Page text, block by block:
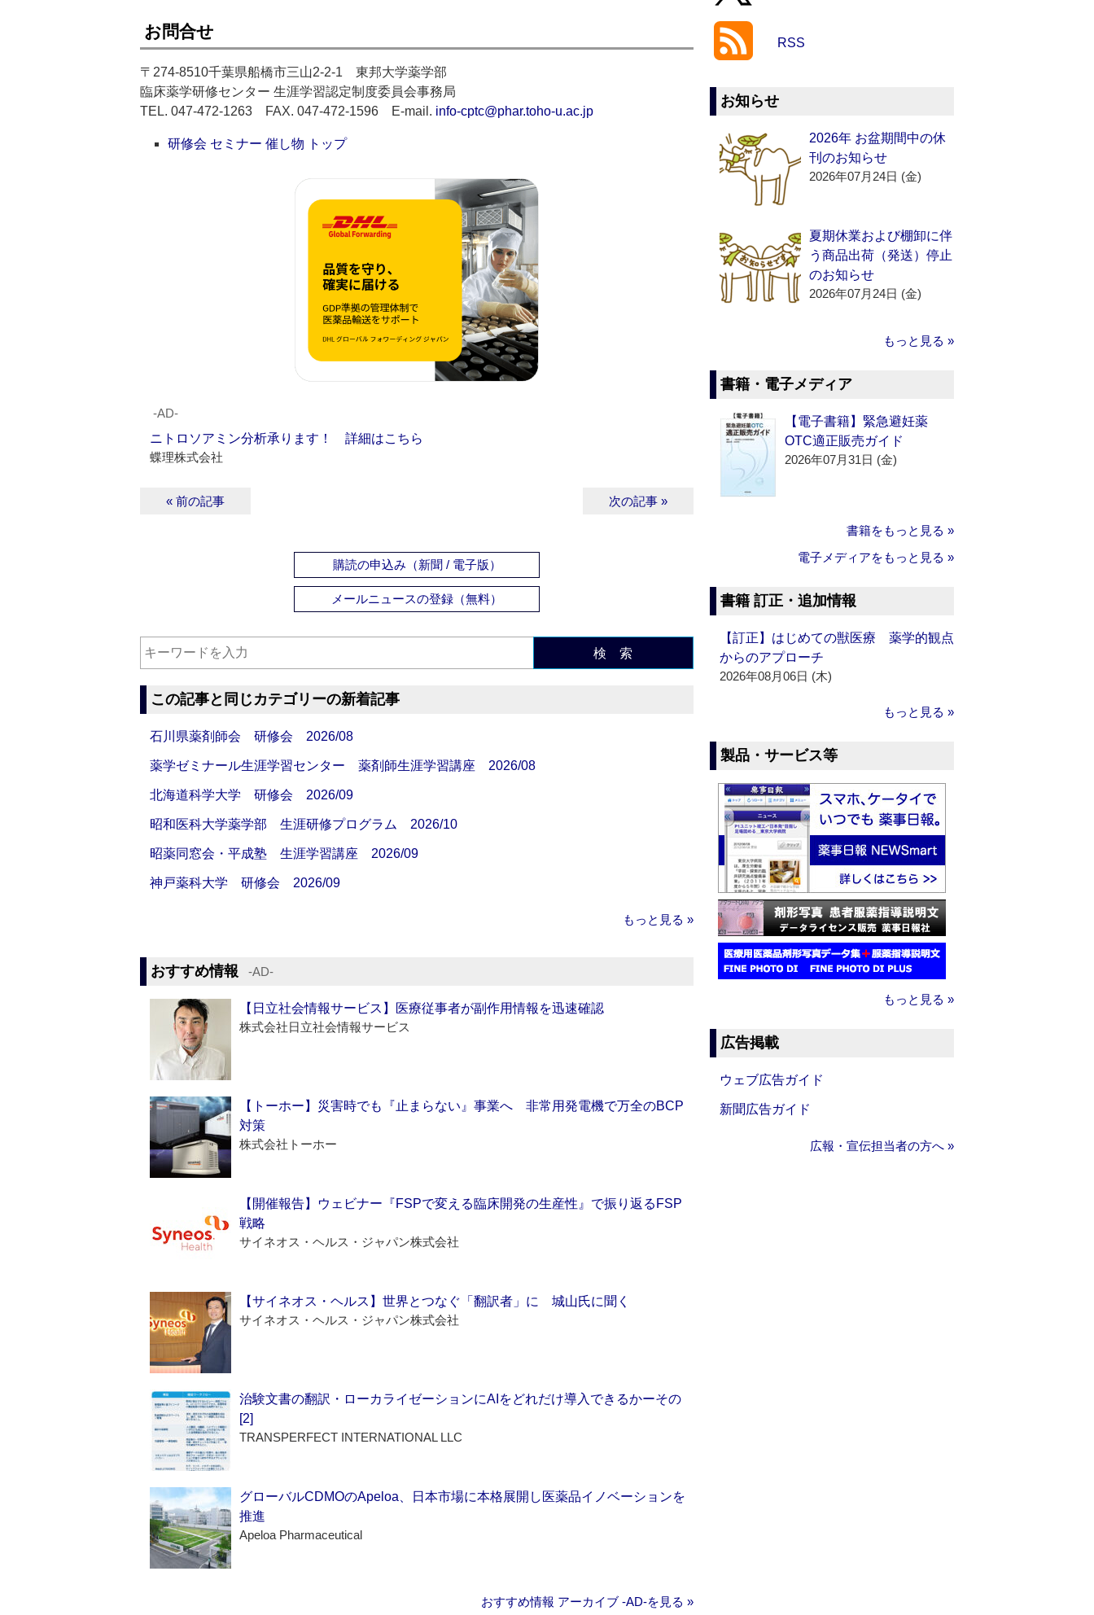
お問合せ
〒274-8510千葉県船橋市三山2-2-1 東邦大学薬学部
臨床薬学研修センター 生涯学習認定制度委員会事務局
TEL. 047-472-1263 FAX. 047-472-1596 E-mail. info-cptc@phar.toho-u.ac.jp
研修会 セミナー 催し物 トップ
‐AD‐
ニトロソアミン分析承ります！ 詳細はこちら
蝶理株式会社
« 前の記事 次の記事 »
購読の申込み（新聞 / 電子版）
メールニュースの登録（無料）
検 索
この記事と同じカテゴリーの新着記事
石川県薬剤師会 研修会 2026/08
薬学ゼミナール生涯学習センター 薬剤師生涯学習講座 2026/08
北海道科学大学 研修会 2026/09
昭和医科大学薬学部 生涯研修プログラム 2026/10
昭薬同窓会・平成塾 生涯学習講座 2026/09
神戸薬科大学 研修会 2026/09
もっと見る »
おすすめ情報 ‐AD‐
【日立社会情報サービス】医療従事者が副作用情報を迅速確認
株式会社日立社会情報サービス
【トーホー】災害時でも『止まらない』事業へ 非常用発電機で万全のBCP
対策
株式会社トーホー
【開催報告】ウェビナー『FSPで変える臨床開発の生産性』で振り返るFSP
戦略
サイネオス・ヘルス・ジャパン株式会社
【サイネオス・ヘルス】世界とつなぐ「翻訳者」に 城山氏に聞く
サイネオス・ヘルス・ジャパン株式会社
治験文書の翻訳・ローカライゼーションにAIをどれだけ導入できるかーその
[2]
TRANSPERFECT INTERNATIONAL LLC
グローバルCDMOのApeloa、日本市場に本格展開し医薬品イノベーションを
推進
Apeloa Pharmaceutical
おすすめ情報 アーカイブ ‐AD‐を見る »
RSS
お知らせ
2026年 お盆期間中の休
刊のお知らせ
2026年07月24日 (金)
夏期休業および棚卸に伴
う商品出荷（発送）停止
のお知らせ
2026年07月24日 (金)
もっと見る »
書籍・電子メディア
【電子書籍】緊急避妊薬
OTC適正販売ガイド
2026年07月31日 (金)
書籍をもっと見る »
電子メディアをもっと見る »
書籍 訂正・追加情報
【訂正】はじめての獣医療 薬学的観点
からのアプローチ
2026年08月06日 (木)
もっと見る »
製品・サービス等
もっと見る »
広告掲載
ウェブ広告ガイド
新聞広告ガイド
広報・宣伝担当者の方へ »